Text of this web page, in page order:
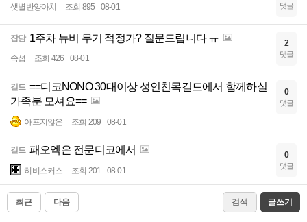
샛별반양아치 조회 895 08-01 댓글
잡담 1주차 뉴비 무기 적정가? 질문드립니다 ㅠ
속섭 조회 426 08-01
2
댓글
길드 ==디코NONO 30대이상 성인친목길드에서 함께하실
가족분 모셔요==
아프지않은 조회 209 08-01
0
댓글
길드 패오엑은 전문디코에서
히비스커스 조회 201 08-01
0
댓글
최근 다음 검색 글쓰기